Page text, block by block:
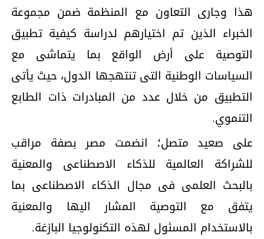
هذا وجارى التعاون مع المنظمة ضمن مجموعة
الخبراء الذين تم اختيارهم لدراسة كيفية تطبيق
التوصية على أرض الواقع بما يتماشى مع
السياسات الوطنية التى تنتهجها الدول، حيث يأتى
التطبيق من خلال عدد من المبادرات ذات الطابع
التنموي.
على صعيد متصل؛ انضمت مصر بصفة مراقب
للشراكة العالمية للذكاء الاصطناعى والمعنية
بالبحث العلمى فى مجال الذكاء الاصطناعى بما
يتفق مع التوصية المشار اليها والمعنية
بالاستخدام المسئول لهذه التكنولوجيا البازغة.